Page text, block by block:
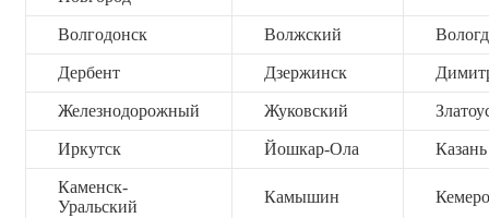
Волгодонск Волжский
Дербент Дзержинск
Железнодорожный Жуковский
Иркутск Йошкар-Ола Казань
Каменск-
Уральский
Камышин